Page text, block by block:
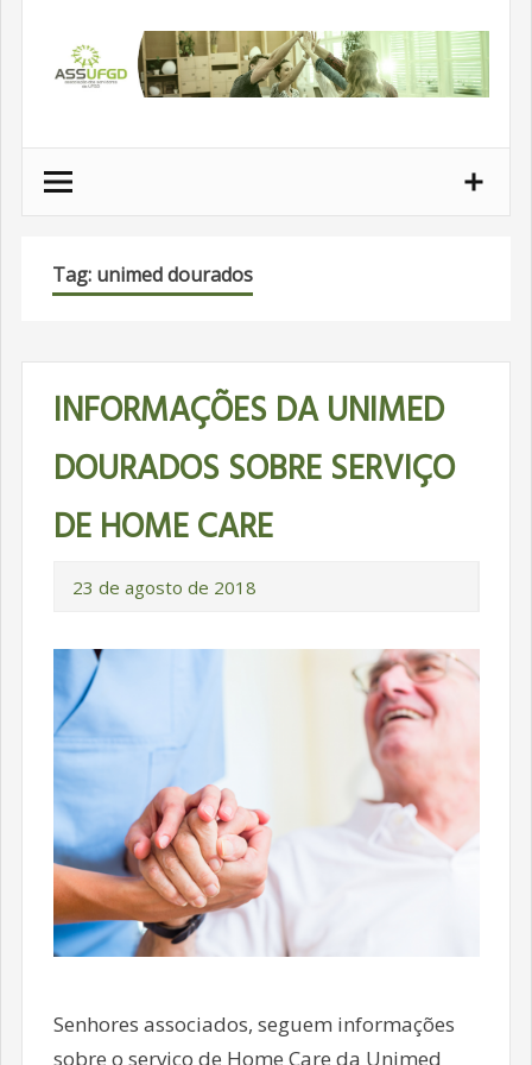
conteúdo
Tag: unimed dourados
INFORMAÇÕES DA UNIMED
DOURADOS SOBRE SERVIÇO
DE HOME CARE
23 de agosto de 2018
Senhores associados, seguem informações
sobre o serviço de Home Care da Unimed